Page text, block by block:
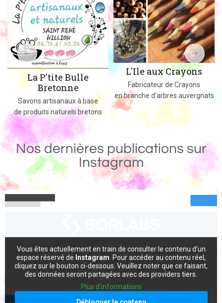
L'Ile aux Crayons
Fabricateur de Crayons
en branche d'arbres auvergnats
Un Monde de Bois
Des jeux, jouets et objets en bois
massif fabriqués dans le 02
Nos dernières publications sur
Instagram
Vous êtes actuellement en train de consulter le contenu d'un
espace réservé de Instagram . Pour accéder au contenu réel,
cliquez sur le bouton ci-dessous. Veuillez noter que ce faisant,
des données seront partagées avec des providers tiers.
Plus d'informations